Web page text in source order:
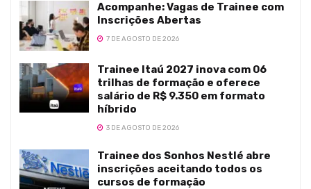
Acompanhe: Vagas de Trainee com
Inscrições Abertas
7 DE AGOSTO DE 2026
Trainee Itaú 2027 inova com 06
trilhas de formação e oferece
salário de R$ 9.350 em formato
híbrido
3 DE AGOSTO DE 2026
Trainee dos Sonhos Nestlé abre
inscrições aceitando todos os
cursos de formação